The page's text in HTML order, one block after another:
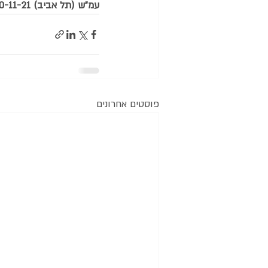
עמ"ש (תל אביב) 65410-11-21. 21 נובמבר
פוסטים אחרונים